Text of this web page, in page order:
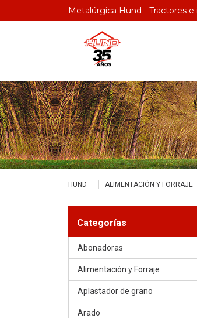
Metalúrgica Hund - Tractores
HUND ALIMENTACIÓN Y FORRAJE
Categorías
Abonadoras
Alimentación y Forraje
Aplastador de grano
Arado